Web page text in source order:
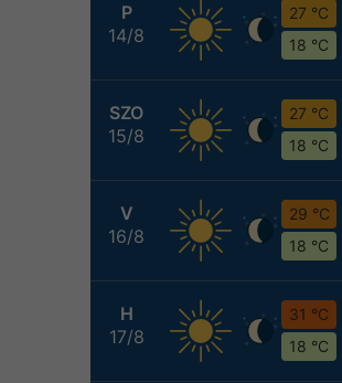
P
14/8
27 °C
18 °C
SZO
15/8
27 °C
18 °C
V
16/8
29 °C
18 °C
H
17/8
31 °C
18 °C